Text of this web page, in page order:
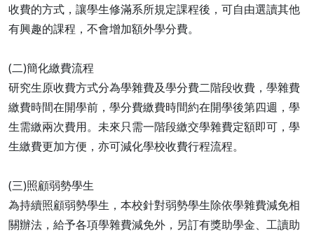
收費的方式，讓學生修滿系所規定課程後，可自由選讀其他
有興趣的課程，不會增加額外學分費。
(二)簡化繳費流程
研究生原收費方式分為學雜費及學分費二階段收費，學雜費
繳費時間在開學前，學分費繳費時間約在開學後第四週，學
生需繳兩次費用。未來只需一階段繳交學雜費定額即可，學
生繳費更加方便，亦可減化學校收費行程流程。
(三)照顧弱勢學生
為持續照顧弱勢學生，本校針對弱勢學生除依學雜費減免相
關辦法，給予各項學雜費減免外，另訂有獎助學金、工讀助